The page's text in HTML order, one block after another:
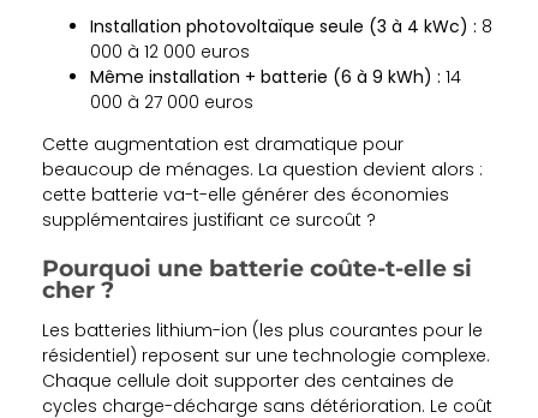
Installation photovoltaïque seule (3 à 4 kWc) : 8
000 à 12 000 euros
Même installation + batterie (6 à 9 kWh) : 14
000 à 27 000 euros
Cette augmentation est dramatique pour
beaucoup de ménages. La question devient alors :
cette batterie va-t-elle générer des économies
supplémentaires justifiant ce surcoût ?
Pourquoi une batterie coûte-t-elle si
cher ?
Les batteries lithium-ion (les plus courantes pour le
résidentiel) reposent sur une technologie complexe.
Chaque cellule doit supporter des centaines de
cycles charge-décharge sans détérioration. Le coût